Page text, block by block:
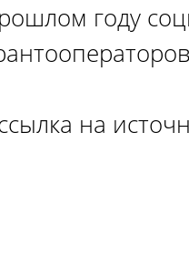
году
на